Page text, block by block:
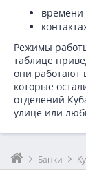
времени
Режимы
таблице
они работают
которые
отделений
улице или
Банки